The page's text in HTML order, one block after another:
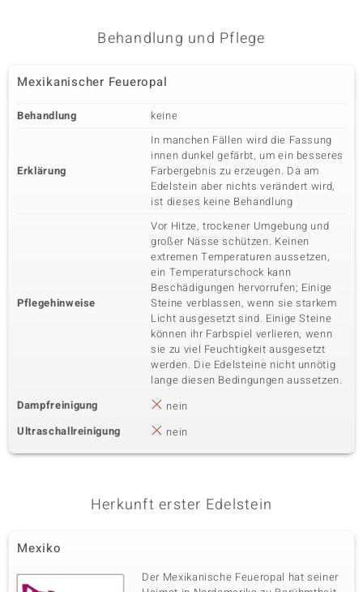
Behandlung und Pflege
Mexikanischer Feueropal
Behandlung keine
Erklärung
In manchen Fällen wird die Fassung
innen dunkel gefärbt, um ein besseres
Farbergebnis zu erzeugen. Da am
Edelstein aber nichts verändert wird,
ist dieses keine Behandlung
Pflegehinweise
Vor Hitze, trockener Umgebung und
großer Nässe schützen. Keinen
extremen Temperaturen aussetzen,
ein Temperaturschock kann
Beschädigungen hervorrufen; Einige
Steine verblassen, wenn sie starkem
Licht ausgesetzt sind. Einige Steine
können ihr Farbspiel verlieren, wenn
sie zu viel Feuchtigkeit ausgesetzt
werden. Die Edelsteine nicht unnötig
lange diesen Bedingungen aussetzen.
Dampfreinigung
nein
Ultraschallreinigung
nein
Herkunft erster Edelstein
Mexiko
Der Mexikanische Feueropal hat seiner